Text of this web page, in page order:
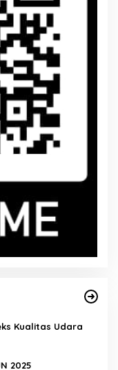
Kualitas Udara
2025